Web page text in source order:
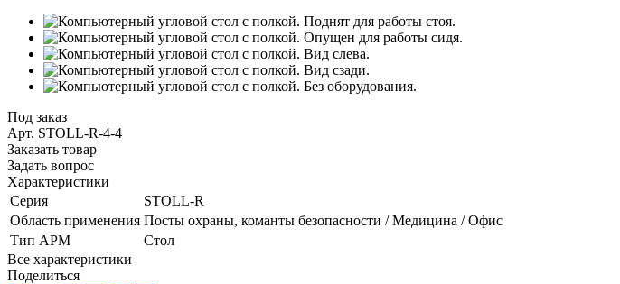
Под заказ
Арт. STOLL-R-4-4
Заказать товар
Задать вопрос
Характеристики
Серия
STOLL-R
Область применения Посты охраны, команты безопасности / Медицина / Офис
Тип АРМ
Стол
Все характеристики
Поделиться